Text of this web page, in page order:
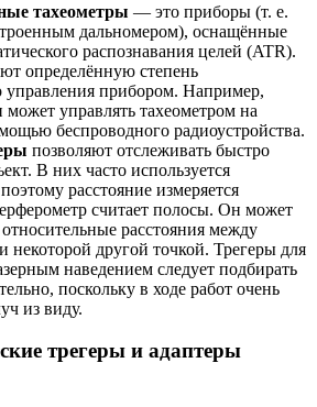
тахеометры — это приборы (т. е.
дальномером), оснащённые
распознавания целей (ATR).
определённую степень
управления прибором. Например,
может управлять тахеометром на
беспроводного радиоустройства.
позволяют отслеживать быстро
В них часто используется
расстояние измеряется
считает полосы. Он может
относительные расстояния между
некоторой другой точкой. Трегеры для
наведением следует подбирать
поскольку в ходе работ очень
из виду.
трегеры и адаптеры